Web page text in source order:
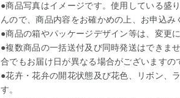
●商品写真はイメージです。使用している盛
んので、商品内容をお確かめの上、お申込み
●商品の箱やパッケージデザイン等は、変更
●複数商品の一括送付及び同時発送はできま
合でもお届け日が異なる場合がございますの
●花卉・花弁の開花状態及び花色、リボン、
す。